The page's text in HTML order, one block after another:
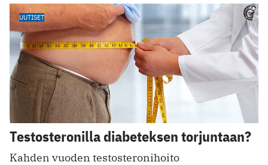
UUTISET
Testosteronilla diabeteksen torjuntaan?
Kahden vuoden testosteronihoito